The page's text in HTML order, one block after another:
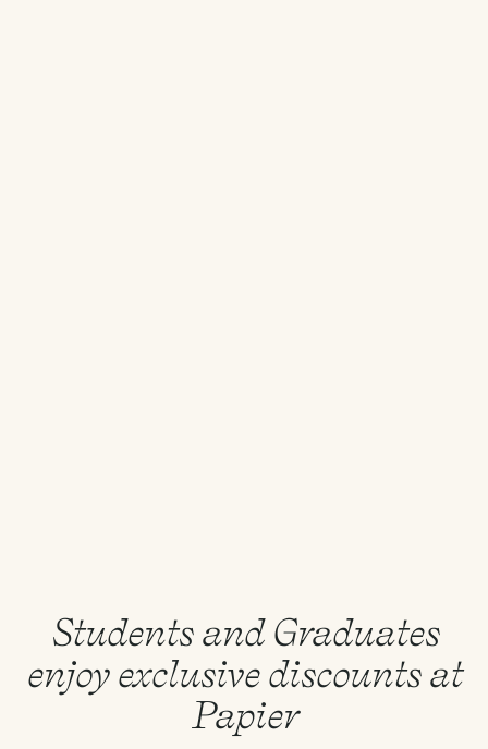
Students and Graduates
enjoy exclusive discounts at
Papier